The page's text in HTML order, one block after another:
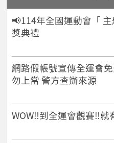
📢114年全國運動會「
獎典禮
網路假帳號宣傳全運會
勿上當 警方查辦來源
WOW‼️到全運會觀賽‼️就